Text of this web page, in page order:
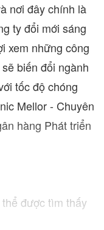
nơi đây chính là
ty đổi mới sáng
xem những công
biến đổi ngành
tốc độ chóng
Mellor- Chuyên
hàng Phát triển
được tìm thấy